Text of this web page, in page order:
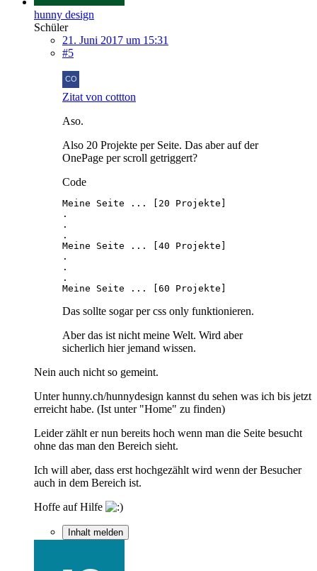
hunny design
Schüler
21. Juni 2017 um 15:31
#5
Zitat von cottton
Aso.
Also 20 Projekte per Seite. Das aber auf der
OnePage per scroll getriggert?
Code
Meine Seite ... [60 Projekte]
Das sollte sogar per css only funktionieren.
Aber das ist nicht meine Welt. Wird aber
sicherlich hier jemand wissen.
Nein auch nicht so gemeint.
Unter hunny.ch/hunnydesign kannst du sehen was ich bis jetzt
erreicht habe. (Ist unter "Home" zu finden)
Leider zählt er nun bereits hoch wenn man die Seite besucht
ohne das man den Bereich sieht.
Ich will aber, dass erst hochgezählt wird wenn der Besucher
auch in dem Bereich ist.
Hoffe auf Hilfe
Inhalt melden